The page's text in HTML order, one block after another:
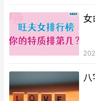
女